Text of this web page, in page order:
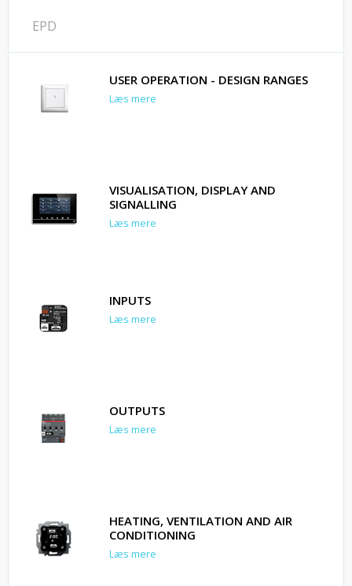
EPD
USER OPERATION - DESIGN RANGES
Læs mere
VISUALISATION, DISPLAY AND
SIGNALLING
Læs mere
INPUTS
Læs mere
OUTPUTS
Læs mere
HEATING, VENTILATION AND AIR
CONDITIONING
Læs mere